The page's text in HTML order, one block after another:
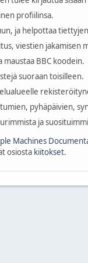
profiilinsa.
ja helpottaa
viestien jakamisen
maustaa BBC koodein.
suoraan toisilleen.
pyhäpäivien,
ja
Machines
osiosta kiitokset.